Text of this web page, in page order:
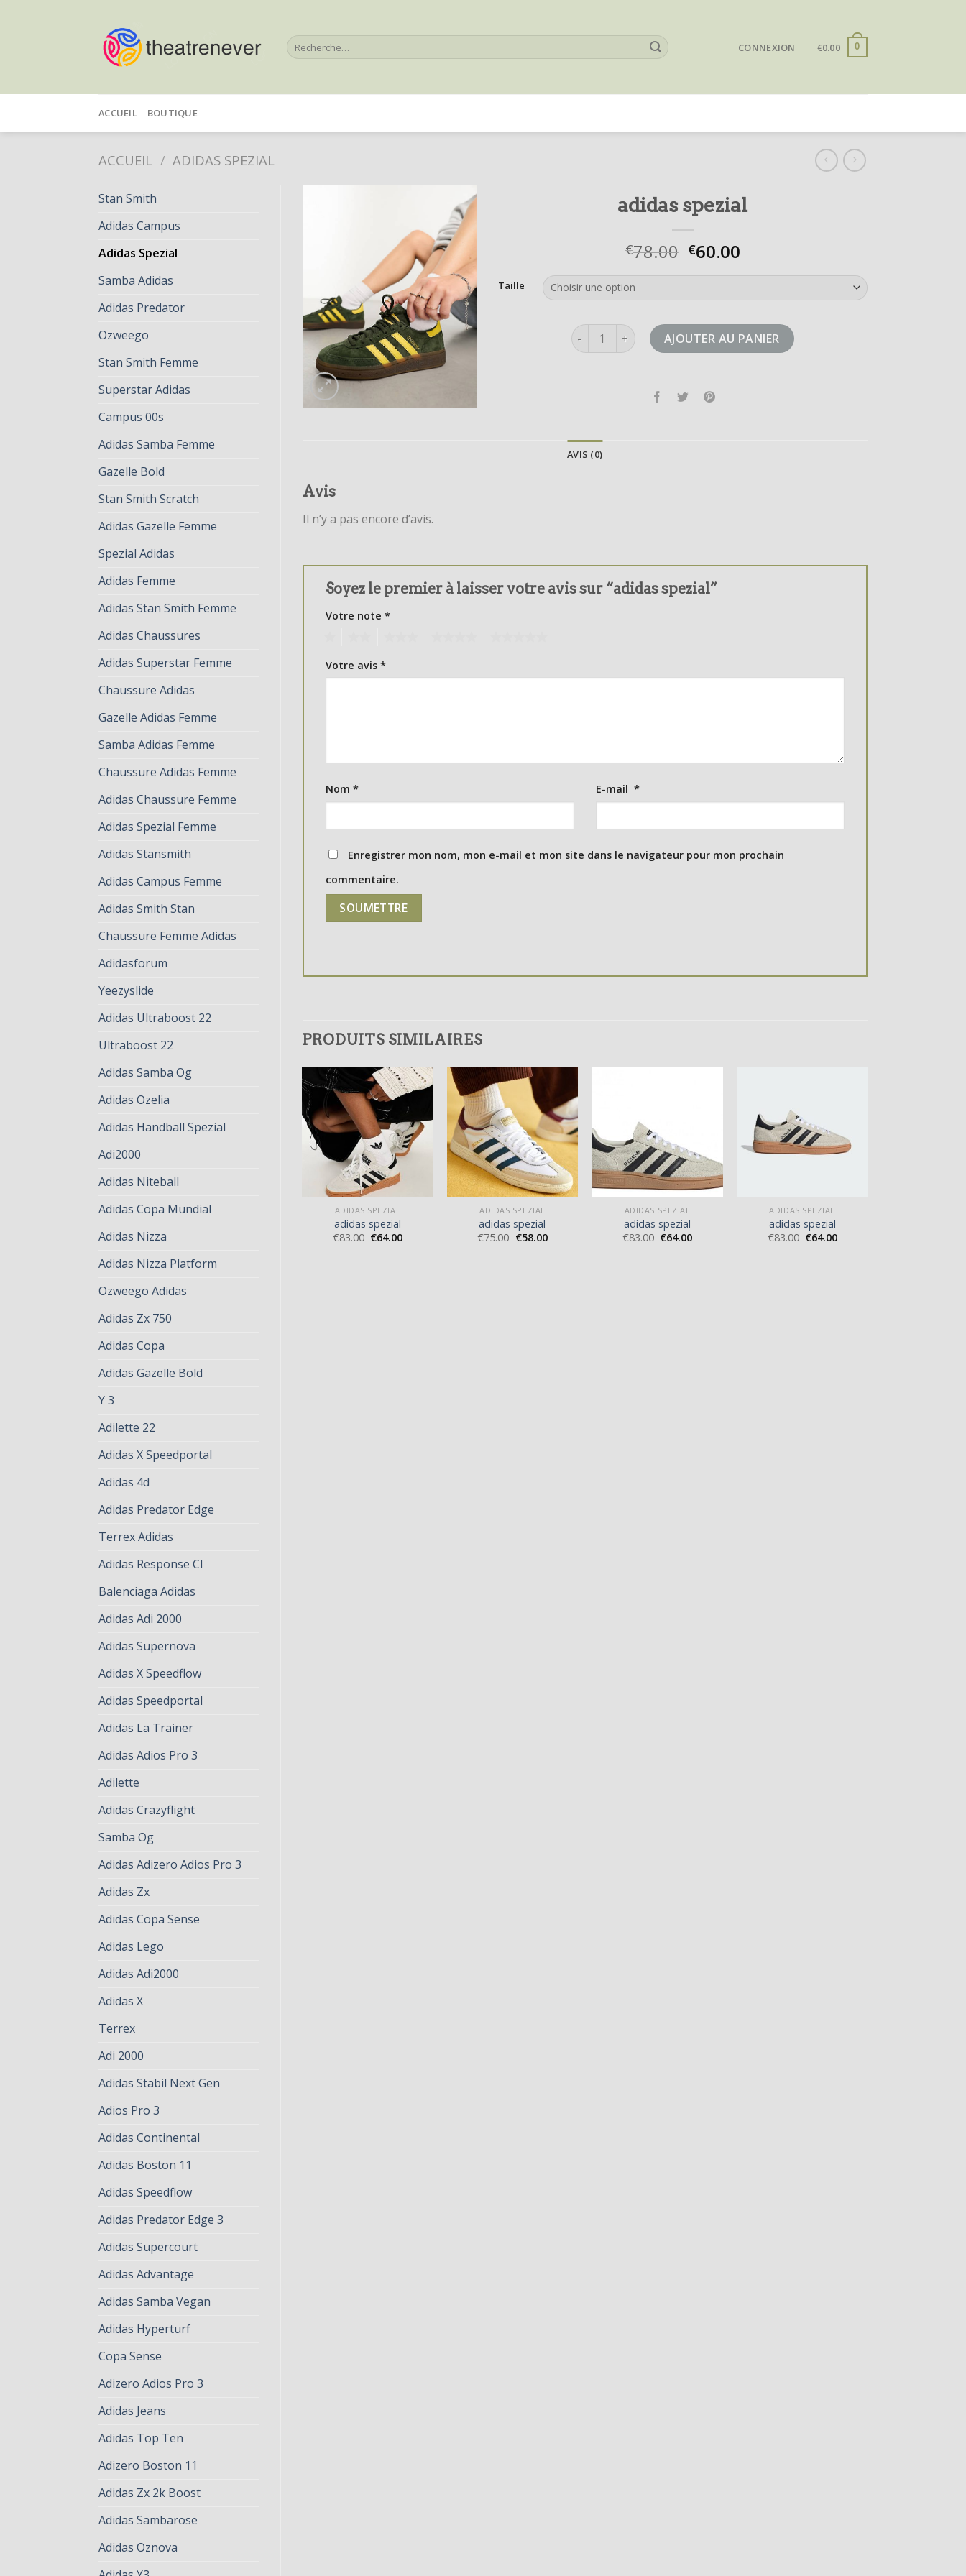
Recherche
pour :
CONNEXION €0.00 0
ACCUEIL BOUTIQUE
ACCUEIL / ADIDAS SPEZIAL
Stan Smith
Adidas Campus
Adidas Spezial
Samba Adidas
Adidas Predator
Ozweego
Stan Smith Femme
Superstar Adidas
Campus 00s
Adidas Samba Femme
Gazelle Bold
Stan Smith Scratch
Adidas Gazelle Femme
Spezial Adidas
Adidas Femme
Adidas Stan Smith Femme
Adidas Chaussures
Adidas Superstar Femme
Chaussure Adidas
Gazelle Adidas Femme
Samba Adidas Femme
Chaussure Adidas Femme
Adidas Chaussure Femme
Adidas Spezial Femme
Adidas Stansmith
Adidas Campus Femme
Adidas Smith Stan
Chaussure Femme Adidas
Adidasforum
Yeezyslide
Adidas Ultraboost 22
Ultraboost 22
Adidas Samba Og
Adidas Ozelia
Adidas Handball Spezial
Adi2000
Adidas Niteball
Adidas Copa Mundial
Adidas Nizza
Adidas Nizza Platform
Ozweego Adidas
Adidas Zx 750
Adidas Copa
Adidas Gazelle Bold
Y 3
Adilette 22
Adidas X Speedportal
Adidas 4d
Adidas Predator Edge
Terrex Adidas
Adidas Response Cl
Balenciaga Adidas
Adidas Adi 2000
Adidas Supernova
Adidas X Speedflow
Adidas Speedportal
Adidas La Trainer
Adidas Adios Pro 3
Adilette
Adidas Crazyflight
Samba Og
Adidas Adizero Adios Pro 3
Adidas Zx
Adidas Copa Sense
Adidas Lego
Adidas Adi2000
Adidas X
Terrex
Adi 2000
Adidas Stabil Next Gen
Adios Pro 3
Adidas Continental
Adidas Boston 11
Adidas Speedflow
Adidas Predator Edge 3
Adidas Supercourt
Adidas Advantage
Adidas Samba Vegan
Adidas Hyperturf
Copa Sense
Adizero Adios Pro 3
Adidas Jeans
Adidas Top Ten
Adizero Boston 11
Adidas Zx 2k Boost
Adidas Sambarose
Adidas Oznova
adidas spezial
€78.00 €60.00
Taille
quantité de adidas spezialAJOUTER AU PANIER
AVIS (0)
Avis
Il n’y a pas encore d’avis.
Soyez le premier à laisser votre avis sur “adidas spezial”
Votre note *
Votre avis *
Nom * E-mail *
Enregistrer mon nom, mon e-mail et mon site dans le navigateur pour mon prochain
commentaire.
PRODUITS SIMILAIRES
ADIDAS SPEZIAL
adidas spezial
€83.00 €64.00
ADIDAS SPEZIAL
adidas spezial
€75.00 €58.00
ADIDAS SPEZIAL
adidas spezial
€83.00 €64.00
ADIDAS SPEZIAL
adidas spezial
€83.00 €64.00
ADIDAS SPEZIAL
59.00
ADIDAS SPEZIAL